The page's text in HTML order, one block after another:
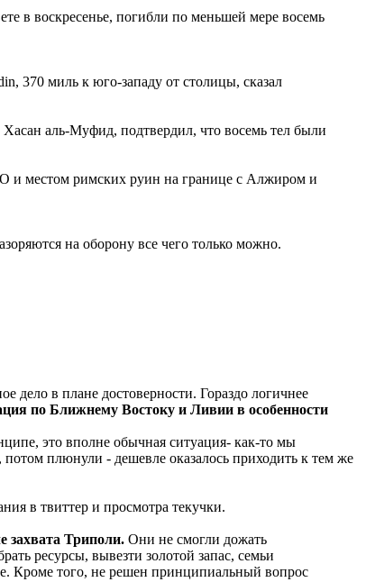
в воскресенье, погибли по меньшей мере восемь
370 миль к юго-западу от столицы, сказал
аль-Муфид, подтвердил, что восемь тел были
и местом римских руин на границе с Алжиром и
на оборону все чего только можно.
дело в плане достоверности. Гораздо логичнее
по Ближнему Востоку и Ливии в особенности
это вполне обычная ситуация- как-то мы
плюнули - дешевле оказалось приходить к тем же
в твиттер и просмотра текучки.
захвата Триполи. Они не смогли дожать
ресурсы, вывезти золотой запас, семьи
Кроме того, не решен принципиальный вопрос